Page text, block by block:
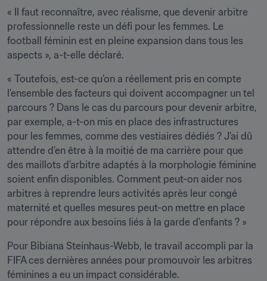
« Il faut reconnaître, avec réalisme, que devenir arbitre
professionnelle reste un défi pour les femmes. Le
football féminin est en pleine expansion dans tous les
aspects », a-t-elle déclaré.
« Toutefois, est-ce qu’on a réellement pris en compte
l’ensemble des facteurs qui doivent accompagner un tel
parcours ? Dans le cas du parcours pour devenir arbitre,
par exemple, a-t-on mis en place des infrastructures
pour les femmes, comme des vestiaires dédiés ? J’ai dû
attendre d’en être à la moitié de ma carrière pour que
des maillots d’arbitre adaptés à la morphologie féminine
soient enfin disponibles. Comment peut-on aider nos
arbitres à reprendre leurs activités après leur congé
maternité et quelles mesures peut-on mettre en place
pour répondre aux besoins liés à la garde d’enfants ? »
Pour Bibiana Steinhaus-Webb, le travail accompli par la
FIFA ces dernières années pour promouvoir les arbitres
féminines a eu un impact considérable.